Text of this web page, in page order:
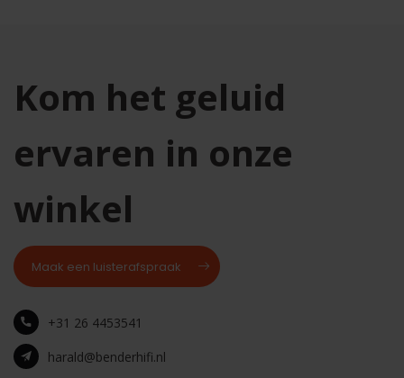
Kom het geluid
ervaren in onze
winkel
Maak een luisterafspraak
+31 26 4453541
harald@benderhifi.nl